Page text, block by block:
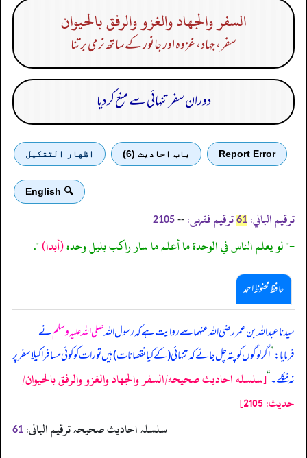
السفر والجهاد والغزو والرفق بالحيوان
سفر، جہاد، غزوہ اور جانور کے ساتھ نرمی برتنا
دوران سفر تنہائی سے منع کر دیا
Report Error باب احادیث (6) اظهار التشكيل
🔍 English
ترقیم الباني: 61 ترقیم فقہی: --
2105
-" لو يعلم الناس في الوحدة ما أعلم ما سار راكب بليل وحده(أبدا)".
حافظ محفوظ احمد
سیدنا عبداللہ بن عمر رضی اللہ عنہما سے روایت ہے کہ رسول اللہصلی اللہ علیہ وسلمنے
فرمایا:”اگر لوگوں کو پتہ چل جائے کہ تنہائی (کے کیا نقصانات) ہیں تو رات کو کوئی مسافر اکیلا سفر پر
نہ نکلے۔“[سلسله احاديث صحيحه/السفر والجهاد والغزو والرفق بالحيوان/
حدیث: 2105]
سلسلہ احادیث صحیحہ ترقیم البانی: 61